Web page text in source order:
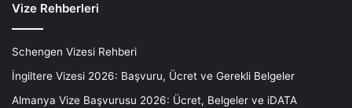
Vize Rehberleri
Schengen Vizesi Rehberi
İngiltere Vizesi 2026: Başvuru, Ücret ve Gerekli Belgeler
Almanya Vize Başvurusu 2026: Ücret, Belgeler ve iDATA